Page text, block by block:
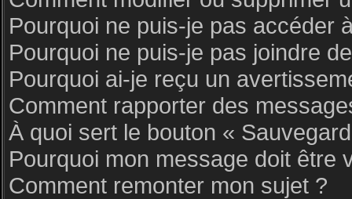
Pourquoi ne puis-je pas accéder
Pourquoi ne puis-je pas joindre
Pourquoi ai-je reçu un
Comment rapporter des
À quoi sert le bouton «
Pourquoi mon message doit être
Comment remonter mon sujet ?